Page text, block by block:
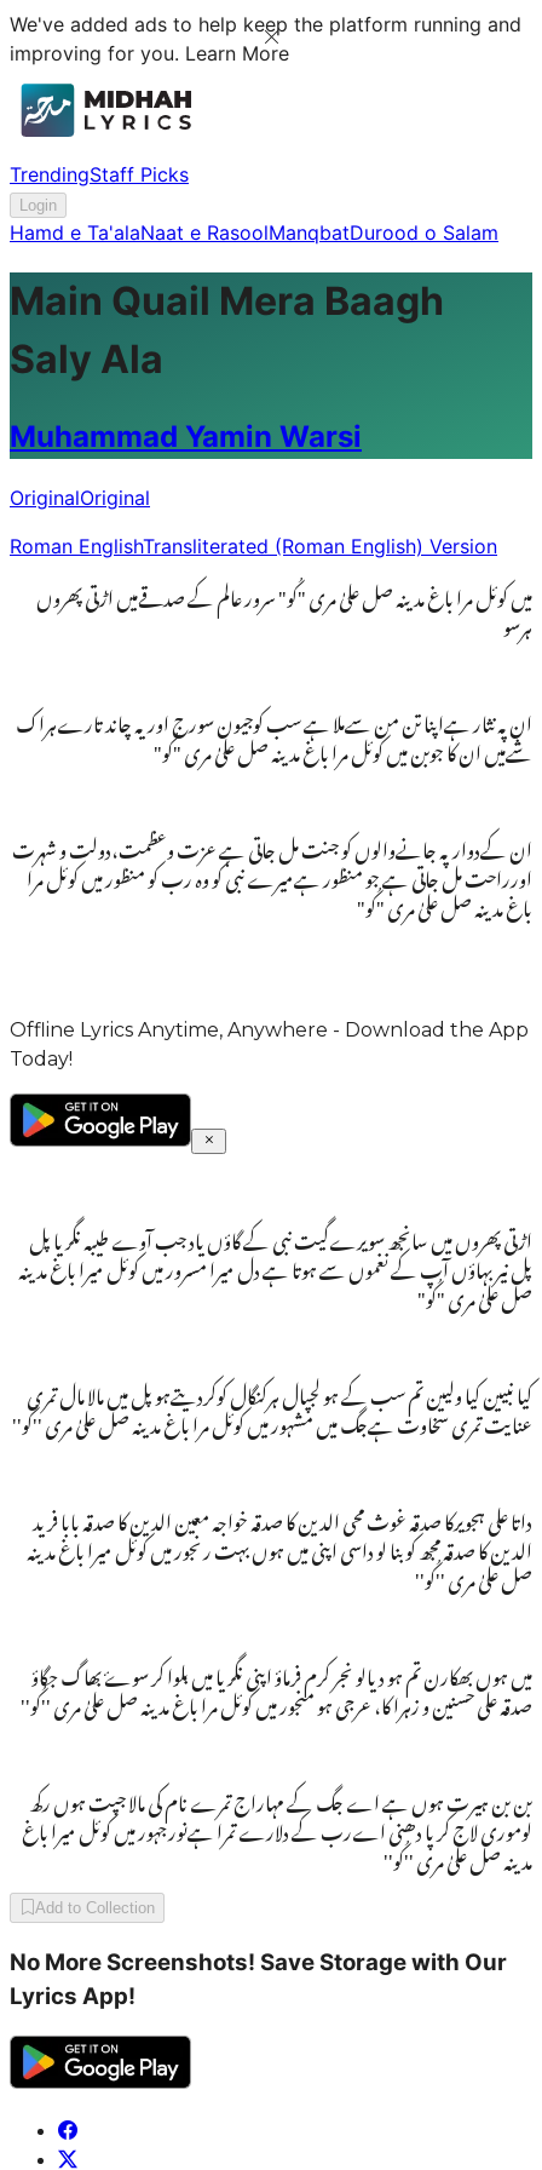
We've added ads to help keep the platform running and
improving for you. Learn More
TrendingStaff Picks
Login
Hamd e Ta'alaNaat e RasoolManqbatDurood o Salam
Main Quail Mera Baagh
Saly Ala
Muhammad Yamin Warsi
OriginalOriginal
Roman EnglishTransliterated (Roman English) Version
میں کوئل مرا باغ مدینہ صل علیٰ مری "کُو" سرور عالم کے صدقےمیں اڑتی پھروں
ہرسو
ان پہ نثار ہےاپنا تن من سےملا ہے سب کوجیون سورج اوریہ چاند تارےہراک
شےمیں ان کا جوبن میں کوئل مرا باغ مدینہ صل علیٰ مری "کُو"
ان کےدوارپہ جانےوالوں کو جنت مل جاتی ہے عزت وعظمت،دولت و شہرت
اورراحت مل جاتی ہے جو منظور ہےمیرے نبی کو وہ رب کو منظور میں کوئل مرا
باغ مدینہ صل علیٰ مری "کُو"
Offline Lyrics Anytime, Anywhere - Download the App
Today!
اڑتی پھروں میں سانجھ سویرےگیت نبی کے گاؤں یاد جب آوے طیبہ نگریا پل
پل نیر بہاؤں آپ کے نغموں سے ہوتا ہے دل میرا مسرور میں کوئل میرا باغ مدینہ
صل علیٰ مری "کُو"
کیا نبیین کیا ولیین تم سب کے ہو لجپال ہرکنگال کوکردیتےہو پل میں مالا مال تمری
عنایت تمری سخاوت ہےجگ میں مشہور میں کوئل مرا باغ مدینہ صل علیٰ مری ''کُو''
داتا علی ہجویرکا صدقہ غوث محی الدین کا صدقہ خواجہ معین الدین کا صدقہ بابا فرید
الدین کا صدقہ مجھ کو بنا لو داسی اپنی میں ہوں بہت رنجور میں کوئل میرا باغ مدینہ
صل علیٰ مری ''کُو''
میں ہوں بھکارن تم ہو دیالو نجر کرم فرماؤ اپنی نگریا میں بلوا کر سوۓ بھاگ جگاؤ
صدقہ علی حسنین و زہرا کا، عرجی ہو منجور میں کوئل مرا باغ مدینہ صل علیٰ مری ''کُو''
بن بن ہیرت ہوں ہے اے جگ کے مہاراج تمرے نام کی مالا جپت ہوں رکھ
لوموری لاج کرپا دھنی اےرب کے دلارے تمرا ہےنورجہور میں کوئل میرا باغ
مدینہ صل علیٰ مری ''کُو''
Add to Collection
No More Screenshots! Save Storage with Our
Lyrics App!